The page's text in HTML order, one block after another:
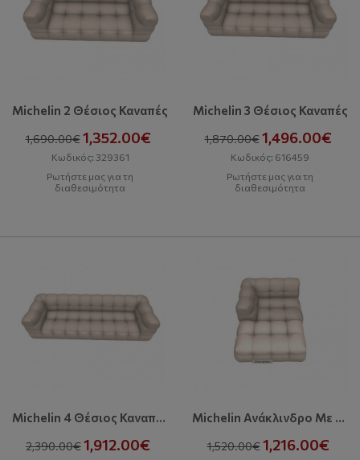
Michelin 2 Θέσιος Καναπές
1,690.00€ 1,352.00€
Κωδικός: 329361
Ρωτήστε μας για τη
διαθεσιμότητα
Michelin 3 Θέσιος Καναπές
1,870.00€ 1,496.00€
Κωδικός: 616459
Ρωτήστε μας για τη
διαθεσιμότητα
Michelin 4 Θέσιος Καναπές
2,390.00€1,912.00€
Michelin Ανάκλινδρο Με Αριστερή Γωνία 127
1,520.00€ 1,216.00€